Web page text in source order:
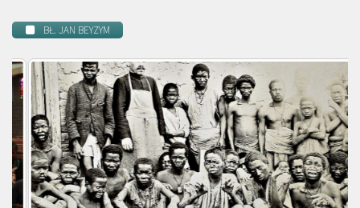
BŁ. JAN BEYZYM